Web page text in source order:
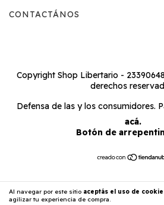
Al navegar por este sitio aceptás el uso de
agilizar tu experiencia de compra.
CONTACTÁNOS
Copyright Shop Libertario -
derechos
Defensa de las y los consumidores.
acá.
Botón de